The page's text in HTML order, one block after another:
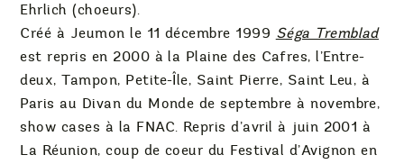
Ehrlich (choeurs).
Créé à Jeumon le 11 décembre 1999 Séga Tremblad
est repris en 2000 à la Plaine des Cafres, l’Entre-
deux, Tampon, Petite-Île, Saint Pierre, Saint Leu, à
Paris au Divan du Monde de septembre à novembre,
show cases à la FNAC. Repris d’avril à juin 2001 à
La Réunion, coup de coeur du Festival d’Avignon en